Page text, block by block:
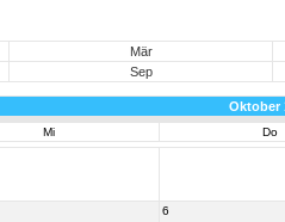
Mär
Sep
Oktober
Mi Do
6